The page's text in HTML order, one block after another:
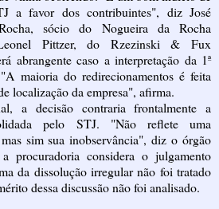
a favor dos contribuintes", diz José
sócio do Nogueira da Rocha
Pittzer, do Rzezinski & Fux
abrangente caso a interpretação da 1ª
maioria do redirecionamentos é feita
localização da empresa", afirma.
a decisão contraria frontalmente a
pelo STJ. "Não reflete uma
sim sua inobservância", diz o órgão
procuradoria considera o julgamento
da dissolução irregular não foi tratado
dessa discussão não foi analisado.